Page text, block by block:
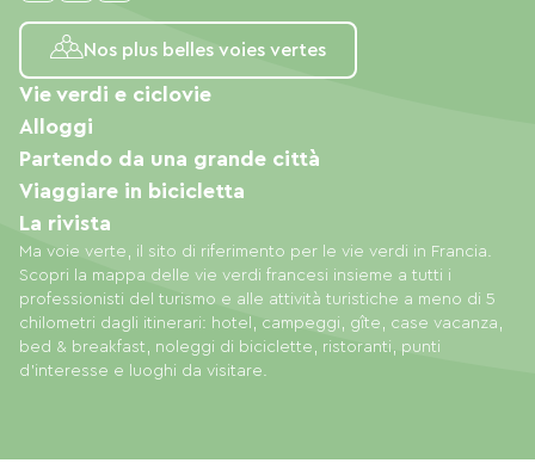
Nos plus belles voies vertes
Ma voie verte, il sito di riferimento per le vie verdi in Francia.
Scopri la mappa delle vie verdi francesi insieme a tutti i
professionisti del turismo e alle attività turistiche a meno di 5
chilometri dagli itinerari: hotel, campeggi, gîte, case vacanza,
bed & breakfast, noleggi di biciclette, ristoranti, punti
d'interesse e luoghi da visitare.
Vie verdi e ciclovie
Alloggi
Partendo da una grande città
Viaggiare in bicicletta
La rivista